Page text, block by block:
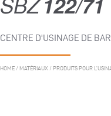
CENTRE D'USINAGE DE
HOME/ MATÉRIAUX/ PRODUITS POUR